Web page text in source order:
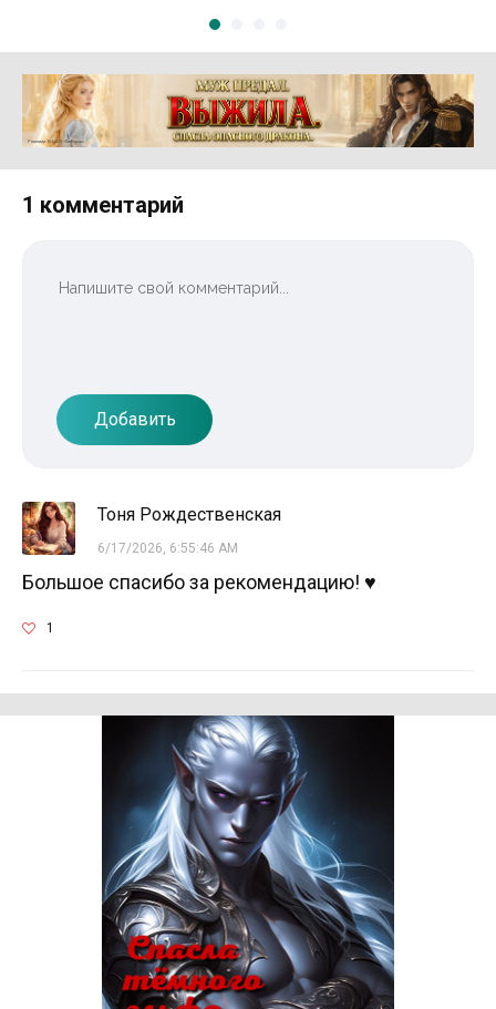
Реклама 16+ АО «ЛитГород»
1 комментарий
Добавить
Тоня Рождественская
6/17/2026, 6:55:46 AM
Большое спасибо за рекомендацию! ♥
1